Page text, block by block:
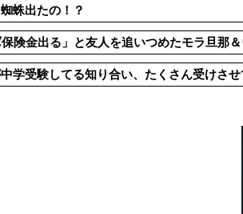
蛛出たの！？
保険金出る」と友人を追いつめたモラ旦那
学受験してる知り合い、たくさん受けさ